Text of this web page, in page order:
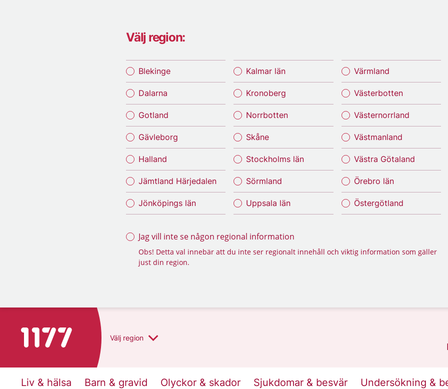
Välj region:
Blekinge
Dalarna
Gotland
Gävleborg
Halland
Jämtland Härjedalen
Jönköpings län
Kalmar län
Kronoberg
Norrbotten
Skåne
Stockholms län
Sörmland
Uppsala län
Värmland
Västerbotten
Västernorrland
Västmanland
Västra Götaland
Örebro län
Östergötland
Jag vill inte se någon regional information
Obs! Detta val innebär att du inte ser regionalt innehåll och viktig information som gäller
just din region.
Till startsidan för 1177 Välj region
Liv & hälsa Barn & gravid Olyckor & skador Sjukdomar & besvär Undersökning &